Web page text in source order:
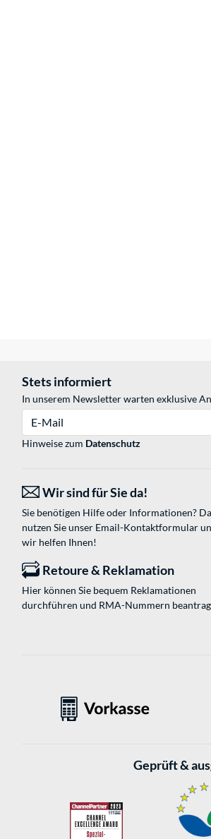
Stets informiert
In unserem Newsletter warten exklusive
Hinweise zum Datenschutz
Wir sind für Sie da!
Sie benötigen Hilfe oder Informationen?
nutzen Sie unser Email-Kontaktformular
wir helfen Ihnen!
Retoure & Reklamation
Hier können Sie bequem Reklamationen
durchführen und RMA-Nummern
Geprüft &